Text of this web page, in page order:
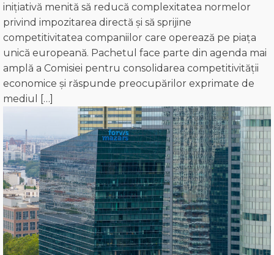
inițiativă menită să reducă complexitatea normelor
privind impozitarea directă și să sprijine
competitivitatea companiilor care operează pe piața
unică europeană. Pachetul face parte din agenda mai
amplă a Comisiei pentru consolidarea competitivității
economice și răspunde preocupărilor exprimate de
mediul […]